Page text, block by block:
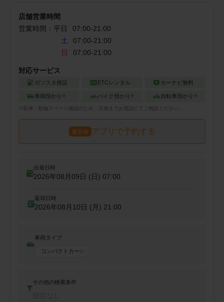
店舗営業時間
営業時間： 平日 07:00-21:00
土
07:00-21:00
日
07:00-21:00
対応サービス
ガソスタ併設 ETCレンタル カーナビ無料
車両預かり ※ バイク預かり ※ 自転車預かり ※
駐車・駐輪 スペース確認のため、店舗までお電話にてご相談ください。
最安値 アプリで予約する
出発日時
2026年08月09日 (日) 07:00
返却日時
2026年08月10日 (月) 21:00
車両タイプ
コンパクトカー
その他の検索条件